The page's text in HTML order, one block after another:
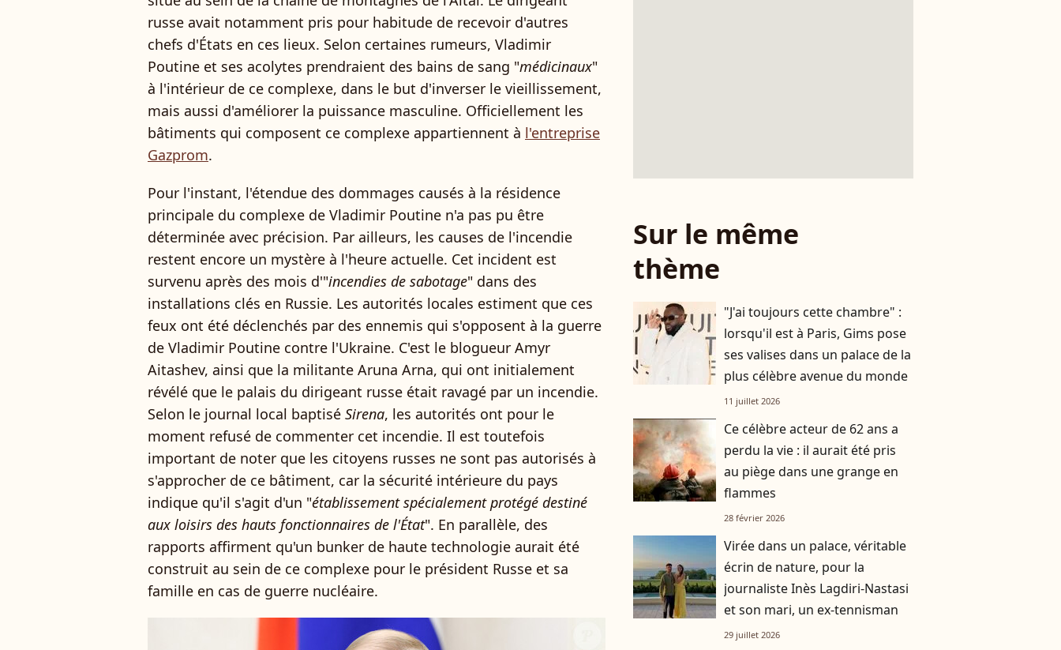
russe avait notamment pris pour habitude de recevoir d'autres
chefs d'États en ces lieux. Selon certaines rumeurs, Vladimir
Poutine et ses acolytes prendraient des bains de sang "médicinaux"
à l'intérieur de ce complexe, dans le but d'inverser le vieillissement,
mais aussi d'améliorer la puissance masculine. Officiellement les
bâtiments qui composent ce complexe appartiennent à l'entreprise
Gazprom.
Pour l'instant, l'étendue des dommages causés à la résidence
principale du complexe de Vladimir Poutine n'a pas pu être
déterminée avec précision. Par ailleurs, les causes de l'incendie
restent encore un mystère à l'heure actuelle. Cet incident est
survenu après des mois d'"incendies de sabotage" dans des
installations clés en Russie. Les autorités locales estiment que ces
feux ont été déclenchés par des ennemis qui s'opposent à la guerre
de Vladimir Poutine contre l'Ukraine. C'est le blogueur Amyr
Aitashev, ainsi que la militante Aruna Arna, qui ont initialement
révélé que le palais du dirigeant russe était ravagé par un incendie.
Selon le journal local baptisé Sirena, les autorités ont pour le
moment refusé de commenter cet incendie. Il est toutefois
important de noter que les citoyens russes ne sont pas autorisés à
s'approcher de ce bâtiment, car la sécurité intérieure du pays
indique qu'il s'agit d'un "établissement spécialement protégé destiné
aux loisirs des hauts fonctionnaires de l'État". En parallèle, des
rapports affirment qu'un bunker de haute technologie aurait été
construit au sein de ce complexe pour le président Russe et sa
famille en cas de guerre nucléaire.
Sur le même
thème
"J'ai toujours cette chambre" :
lorsqu'il est à Paris, Gims pose
ses valises dans un palace de la
plus célèbre avenue du monde
11 juillet 2026
Ce célèbre acteur de 62 ans a
perdu la vie : il aurait été pris
au piège dans une grange en
flammes
28 février 2026
Virée dans un palace, véritable
écrin de nature, pour la
journaliste Inès Lagdiri-Nastasi
et son mari, un ex-tennisman
29 juillet 2026